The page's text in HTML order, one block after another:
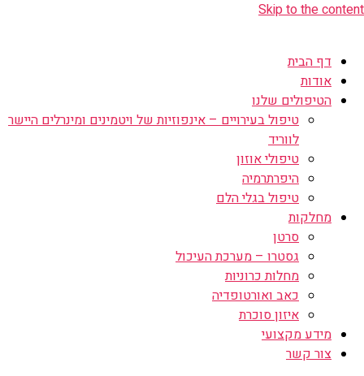
Skip to the content
דף הבית
אודות
הטיפולים שלנו
טיפול בעירויים – אינפוזיות של ויטמינים ומינרלים היישר
לווריד
טיפולי אוזון
היפרתרמיה
טיפול בגלי הלם
מחלקות
סרטן
גסטרו – מערכת העיכול
מחלות כרוניות
כאב ואורטופדיה
איזון סוכרת
מידע מקצועי
צור קשר